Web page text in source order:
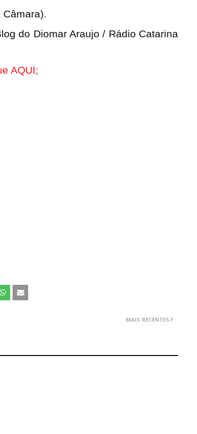
do Diomar Araujo / Rádio Catarina
AQUI;
MAIS RECENTES